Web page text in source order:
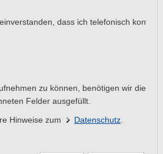
dass ich telefonisch
zu können, benötigen wir die
Felder ausgefüllt.
Hinweise zum
Datenschutz.